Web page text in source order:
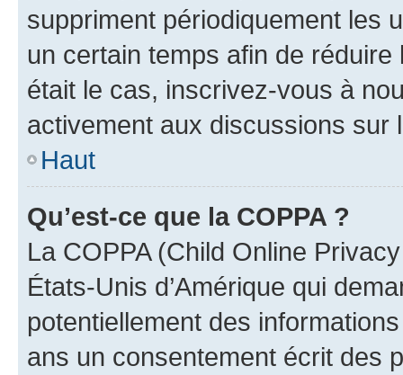
suppriment périodiquement les
un certain temps afin de
était le cas, inscrivez-vous à
activement aux discussions sur
Haut
Qu’est-ce que la COPPA ?
La COPPA (Child Online
États-Unis d’Amérique qui
potentiellement des
ans un consentement écrit des